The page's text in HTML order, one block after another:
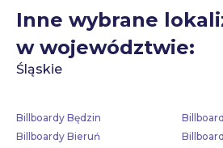
Inne wybrane
w województwie:
Śląskie
Billboardy Będzin
Billboardy Bieruń